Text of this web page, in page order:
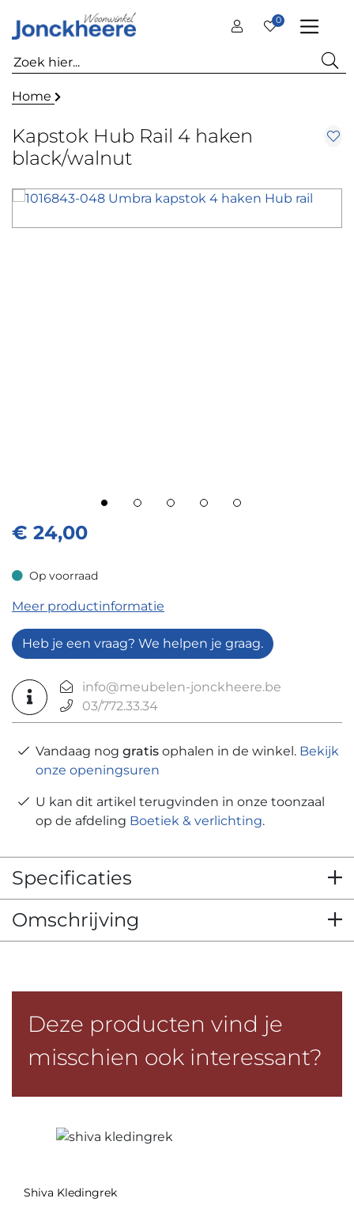
0
Home
Kapstok Hub Rail 4 haken
black/walnut
€ 24,00
Op voorraad
Op voorraad
Meer productinformatie
Heb je een vraag? We helpen je graag.
info@meubelen-jonckheere.be
03/772.33.34
Vandaag nog gratis ophalen in de winkel. Bekijk
onze openingsuren
U kan dit artikel terugvinden in onze toonzaal
op de afdeling Boetiek & verlichting.
Specificaties
Omschrijving
Deze producten vind je
misschien ook interessant?
Shiva Kledingrek